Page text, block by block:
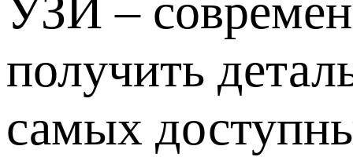
УЗИ –
получить
самых